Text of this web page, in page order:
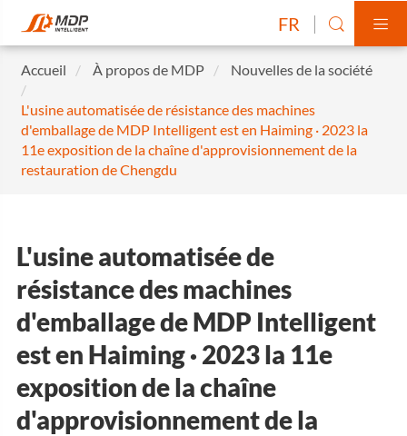
FR  
Accueil À propos de MDP Nouvelles de la société
L'usine automatisée de résistance des machines
d'emballage de MDP Intelligent est en Haiming · 2023 la
11e exposition de la chaîne d'approvisionnement de la
restauration de Chengdu
L'usine automatisée de
résistance des machines
d'emballage de MDP Intelligent
est en Haiming · 2023 la 11e
exposition de la chaîne
d'approvisionnement de la